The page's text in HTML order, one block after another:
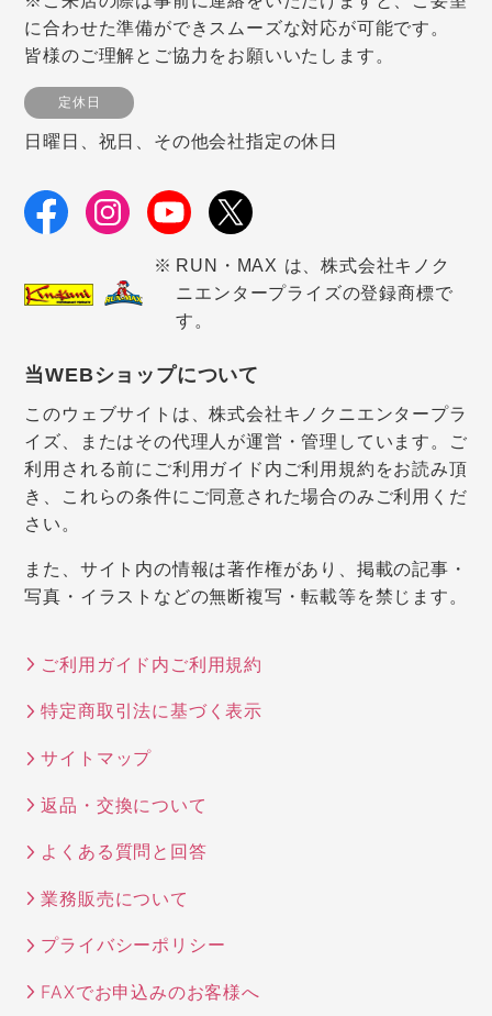
に合わせた準備ができスムーズな対応が可能です。
皆様のご理解とご協力をお願いいたします。
定休日
日曜日、祝日、その他会社指定の休日
RUN・MAX は、株式会社キノク
ニエンタープライズの登録商標で
す。
当WEBショップについて
このウェブサイトは、株式会社キノクニエンタープラ
イズ、またはその代理人が運営・管理しています。ご
利用される前にご利用ガイド内ご利用規約をお読み頂
き、これらの条件にご同意された場合のみご利用くだ
さい。
また、サイト内の情報は著作権があり、掲載の記事・
写真・イラストなどの無断複写・転載等を禁じます。
ご利用ガイド内ご利用規約
特定商取引法に基づく表示
サイトマップ
返品・交換について
よくある質問と回答
業務販売について
プライバシーポリシー
FAXでお申込みのお客様へ